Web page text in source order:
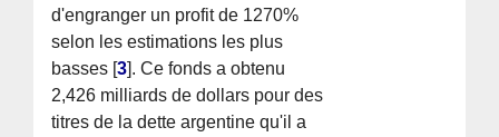
d'engranger un profit de 1270%
selon les estimations les plus
basses [3]. Ce fonds a obtenu
2,426 milliards de dollars pour des
titres de la dette argentine qu'il a